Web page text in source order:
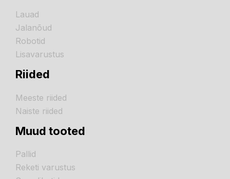
Lauad
Jalanõud
Robotid
Lisavarustus
Riided
Meeste riided
Naiste riided
Muud tooted
Pallid
Reketi varustus